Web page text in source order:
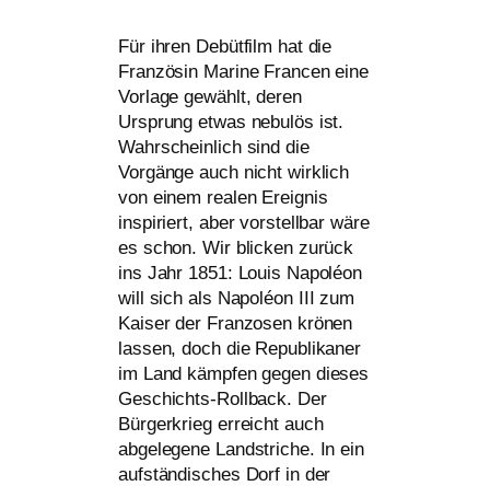
Für ihren Debütfilm hat die
Französin Marine Francen eine
Vorlage gewählt, deren
Ursprung etwas nebu­lös ist.
Wahrscheinlich sind die
Vorgänge auch nicht wirk­lich
von einem rea­len Ereignis
inspi­riert, aber vor­stell­bar wäre
es schon. Wir bli­cken zurück
ins Jahr 1851: Louis Napoléon
will sich als Napoléon III zum
Kaiser der Franzosen krö­nen
las­sen, doch die Republikaner
im Land kämp­fen gegen die­ses
Geschichts-Rollback. Der
Bürgerkrieg erreicht auch
abge­le­ge­ne Landstriche. In ein
auf­stän­di­sches Dorf in der